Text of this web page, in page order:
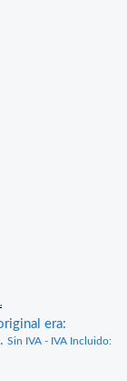
era:
Sin IVA - IVA Incluido: